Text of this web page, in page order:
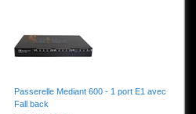
Passerelle Mediant 600 - 1 port E1 avec
Fall back